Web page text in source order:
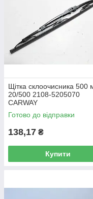
Щітка склоочисника 500
20/500 2108-5205070
CARWAY
Готово до відправки
138,17 ₴
Купити